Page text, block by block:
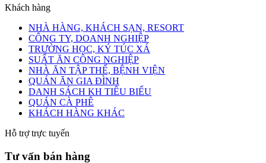
Khách hàng
NHÀ HÀNG, KHÁCH SẠN, RESORT
CÔNG TY, DOANH NGHIỆP
TRƯỜNG HỌC, KÝ TÚC XÁ
SUẤT ĂN CÔNG NGHIỆP
NHÀ ĂN TẬP THỂ, BỆNH VIỆN
QUÁN ĂN GIA ĐÌNH
DANH SÁCH KH TIÊU BIỂU
QUÁN CÀ PHÊ
KHÁCH HÀNG KHÁC
Hỗ trợ trực tuyến
Tư vấn bán hàng